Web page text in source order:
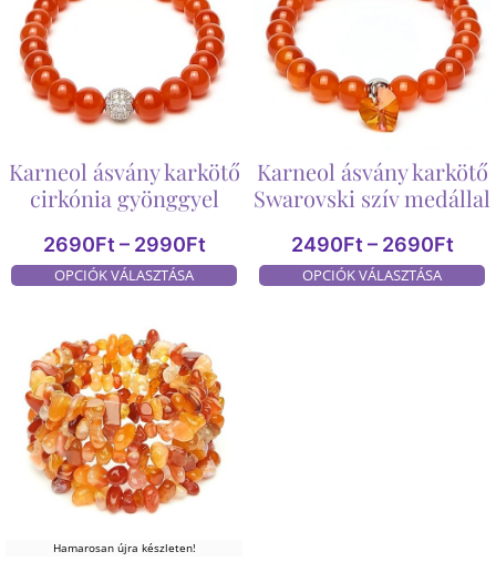
Karneol ásvány karkötő
cirkónia gyönggyel
2690Ft – 2990Ft
OPCIÓK VÁLASZTÁSA
Karneol ásvány karkötő
Swarovski szív medállal
2490Ft – 2690Ft
OPCIÓK VÁLASZTÁSA
Hamarosan újra készleten!